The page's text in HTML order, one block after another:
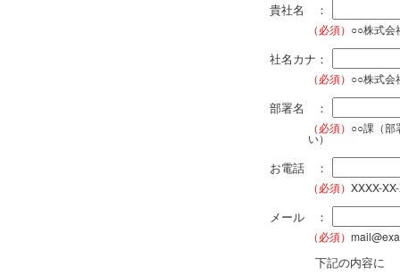
貴社名 ：
（必須） ○○株式会
社名カナ：
（必須） ○○株式会
部署名 ：
（必須） ○○課（部
い）
お電話 ：
（必須） XXXX-
メール ：
（必須）
下記の内容に